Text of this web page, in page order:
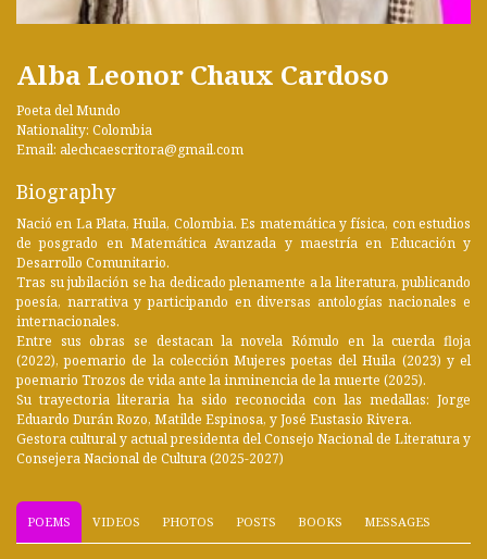
Alba Leonor Chaux Cardoso
Poeta del Mundo
Nationality: Colombia
Email: alechcaescritora@gmail.com
Biography
Nació en La Plata, Huila, Colombia. Es matemática y física, con estudios
de posgrado en Matemática Avanzada y maestría en Educación y
Desarrollo Comunitario.
Tras su jubilación se ha dedicado plenamente a la literatura, publicando
poesía, narrativa y participando en diversas antologías nacionales e
internacionales.
Entre sus obras se destacan la novela Rómulo en la cuerda floja
(2022), poemario de la colección Mujeres poetas del Huila (2023) y el
poemario Trozos de vida ante la inminencia de la muerte (2025).
Su trayectoria literaria ha sido reconocida con las medallas: Jorge
Eduardo Durán Rozo, Matilde Espinosa, y José Eustasio Rivera.
Gestora cultural y actual presidenta del Consejo Nacional de Literatura y
Consejera Nacional de Cultura (2025-2027)
POEMS VIDEOS PHOTOS POSTS BOOKS MESSAGES